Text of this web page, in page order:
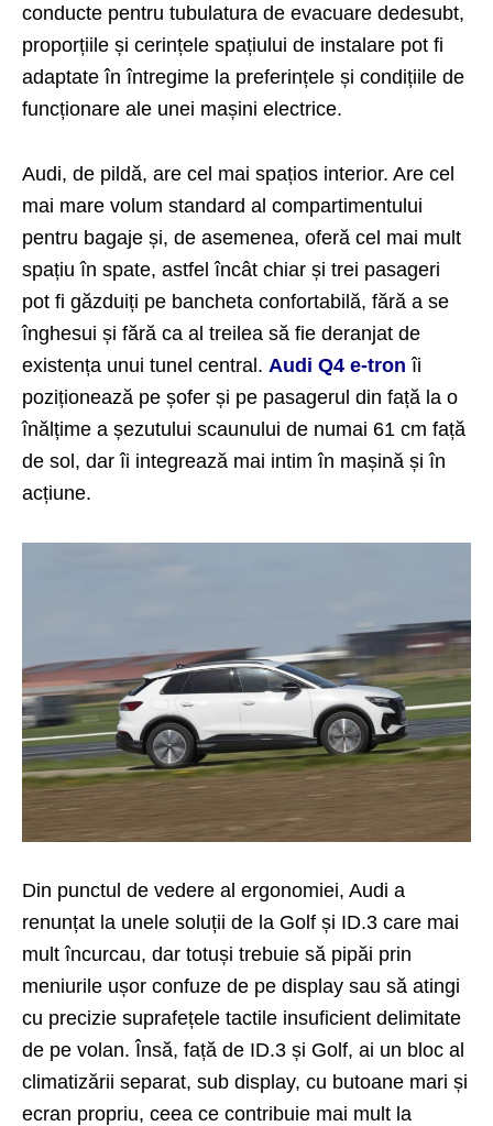
conducte pentru tubulatura de evacuare dedesubt,
proporțiile și cerințele spațiului de instalare pot fi
adaptate în întregime la preferințele și condițiile de
funcționare ale unei mașini electrice.
Audi, de pildă, are cel mai spațios interior. Are cel
mai mare volum standard al compartimentului
pentru bagaje și, de asemenea, oferă cel mai mult
spațiu în spate, astfel încât chiar și trei pasageri
pot fi găzduiți pe bancheta confortabilă, fără a se
înghesui și fără ca al treilea să fie deranjat de
existența unui tunel central. Audi Q4 e-tron îi
poziționează pe șofer și pe pasagerul din față la o
înălțime a șezutului scaunului de numai 61 cm față
de sol, dar îi integrează mai intim în mașină și în
acțiune.
Din punctul de vedere al ergonomiei, Audi a
renunțat la unele soluții de la Golf și ID.3 care mai
mult încurcau, dar totuși trebuie să pipăi prin
meniurile ușor confuze de pe display sau să atingi
cu precizie suprafețele tactile insuficient delimitate
de pe volan. Însă, față de ID.3 și Golf, ai un bloc al
climatizării separat, sub display, cu butoane mari și
ecran propriu, ceea ce contribuie mai mult la